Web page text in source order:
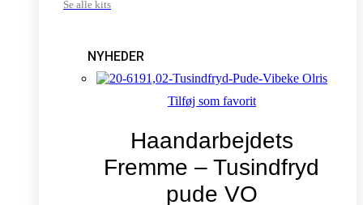
Se alle kits
NYHEDER
Tilføj som favorit
Haandarbejdets
Fremme – Tusindfryd
pude VO